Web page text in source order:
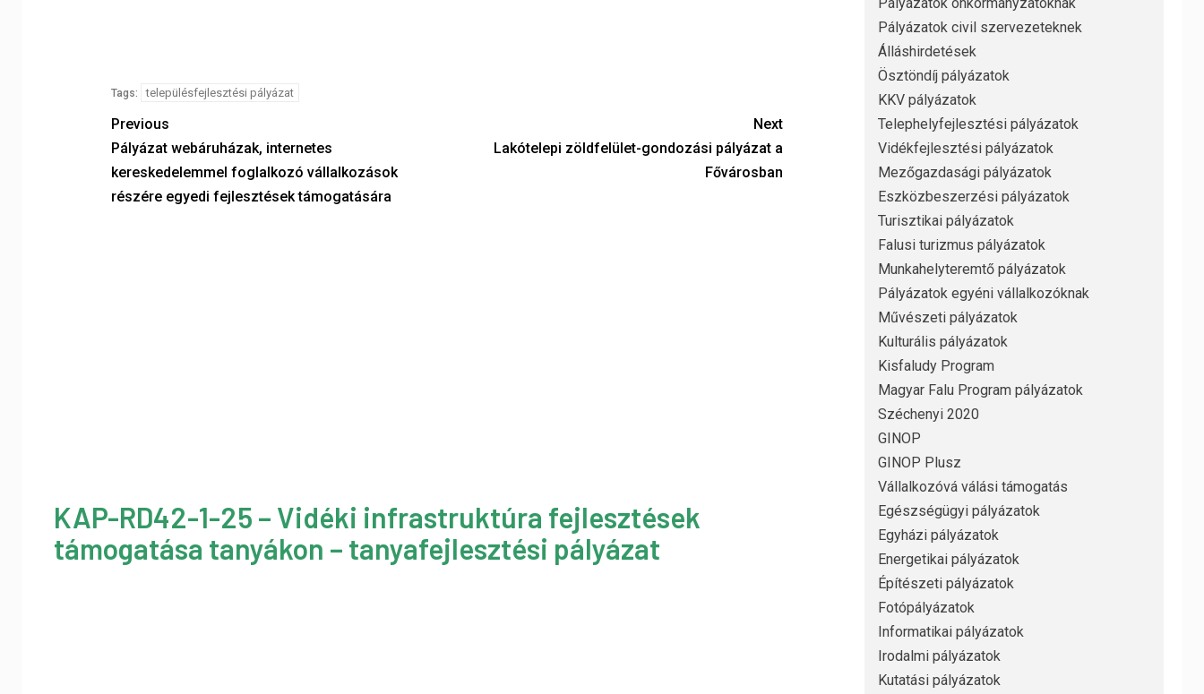
Tags: településfejlesztési pályázat
Previous
Pályázat webáruházak, internetes
kereskedelemmel foglalkozó vállalkozások
részére egyedi fejlesztések támogatására
Next
Lakótelepi zöldfelület-gondozási pályázat a
Fővárosban
KAP-RD42-1-25 – Vidéki infrastruktúra fejlesztések
támogatása tanyákon – tanyafejlesztési pályázat
Pályázatok civil szervezeteknek
Álláshirdetések
Ösztöndíj pályázatok
KKV pályázatok
Telephelyfejlesztési pályázatok
Vidékfejlesztési pályázatok
Mezőgazdasági pályázatok
Eszközbeszerzési pályázatok
Turisztikai pályázatok
Falusi turizmus pályázatok
Munkahelyteremtő pályázatok
Pályázatok egyéni vállalkozóknak
Művészeti pályázatok
Kulturális pályázatok
Kisfaludy Program
Magyar Falu Program pályázatok
Széchenyi 2020
GINOP
GINOP Plusz
Vállalkozóvá válási támogatás
Egészségügyi pályázatok
Egyházi pályázatok
Energetikai pályázatok
Építészeti pályázatok
Fotópályázatok
Informatikai pályázatok
Irodalmi pályázatok
Kutatási pályázatok